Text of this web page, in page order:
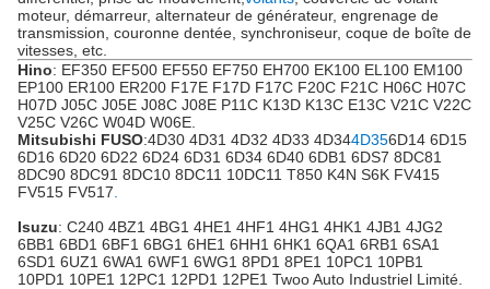
moteur, démarreur, alternateur de générateur, engrenage de
transmission, couronne dentée, synchroniseur, coque de boîte de
vitesses, etc.
Hino: EF350 EF500 EF550 EF750 EH700 EK100 EL100 EM100
EP100 ER100 ER200 F17E F17D F17C F20C F21C H06C H07C
H07D J05C J05E J08C J08E P11C K13D K13C E13C V21C V22C
V25C V26C W04D W06E.
Mitsubishi FUSO:4D30 4D31 4D32 4D33 4D344D356D14 6D15
6D16 6D20 6D22 6D24 6D31 6D34 6D40 6DB1 6DS7 8DC81
8DC90 8DC91 8DC10 8DC11 10DC11 T850 K4N S6K FV415
FV515 FV517
Isuzu: C240 4BZ1 4BG1 4HE1 4HF1 4HG1 4HK1 4JB1 4JG2
6BB1 6BD1 6BF1 6BG1 6HE1 6HH1 6HK1 6QA1 6RB1 6SA1
6SD1 6UZ1 6WA1 6WF1 6WG1 8PD1 8PE1 10PC1 10PB1
10PD1 10PE1 12PC1 12PD1 12PE1 Twoo Auto Industriel Limité.